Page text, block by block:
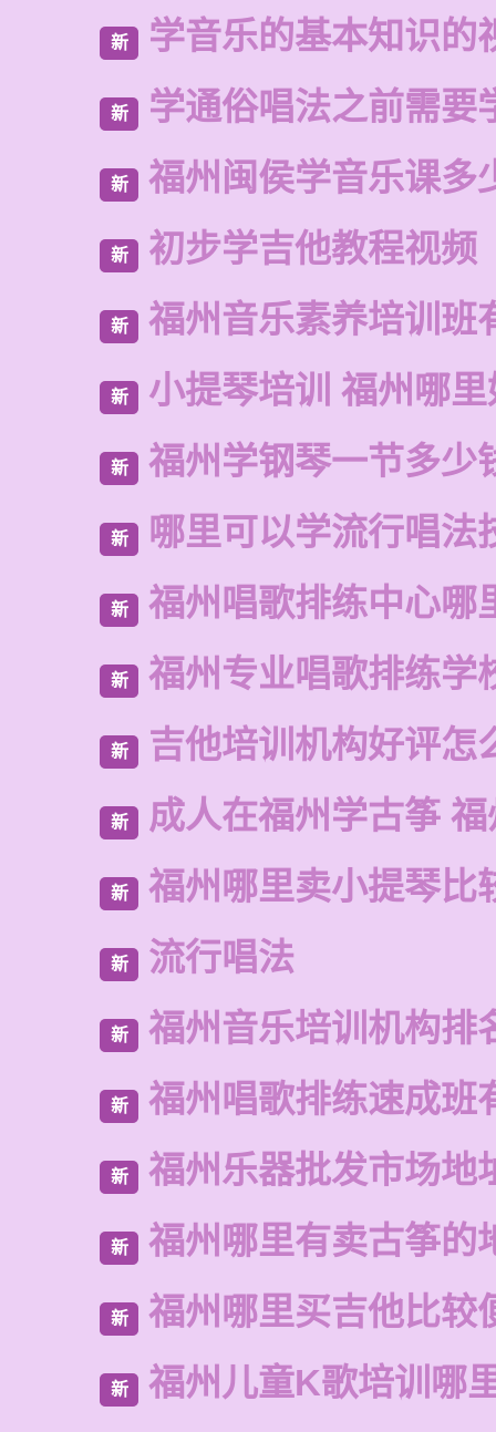
新 学音乐的基本知识的
新 学通俗唱法之前需要
新 福州闽侯学音乐课多
新 初步学吉他教程视频
新 福州音乐素养培训班
新 小提琴培训 福州哪
新 福州学钢琴一节多少
新 哪里可以学流行唱法
新 福州唱歌排练中心哪
新 福州专业唱歌排练学
新 吉他培训机构好评怎
新 成人在福州学古筝
新 福州哪里卖小提琴比
新 流行唱法
新 福州音乐培训机构排
新 福州唱歌排练速成班
新 福州乐器批发市场地
新 福州哪里有卖古筝的
新 福州哪里买吉他比较
新 福州儿童K歌培训哪